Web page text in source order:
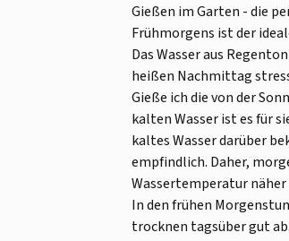
Gießen im Garten - die
Frühmorgens ist der
Das Wasser aus
heißen Nachmittag
Gieße ich die von der
kalten Wasser ist es für
kaltes Wasser darüber
empfindlich. Daher,
Wassertemperatur
In den frühen
trocknen tagsüber gut